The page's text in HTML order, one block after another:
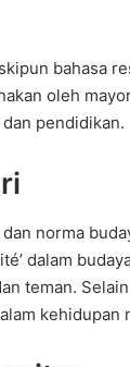
bahasa
oleh
pendidikan.
norma
dalam
teman.
kehidupan